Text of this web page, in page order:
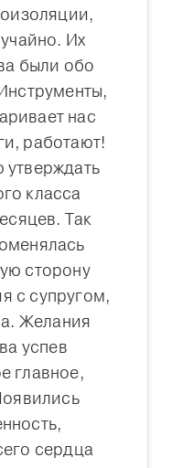
Их
были обо
нас
работают!
утверждать
класса
Так
сторону
с супругом,
Желания
успев
главное,
сердца